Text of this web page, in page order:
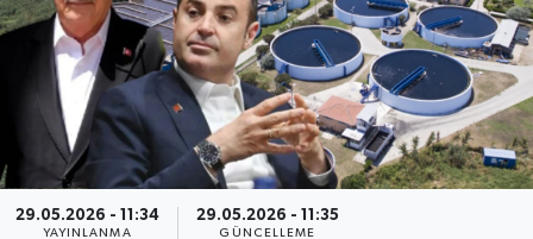
29.05.2026 - 11:34
YAYINLANMA
29.05.2026 - 11:35
GÜNCELLEME
DÜNYA
Dursunbey
Edremit
EĞİTİM